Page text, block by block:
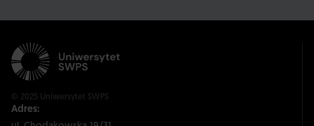
© 2025 Uniwersytet SWPS
Adres: